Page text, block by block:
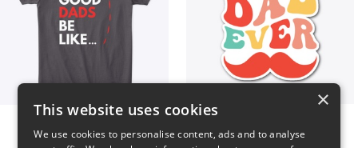
$35 $5
×
This website uses cookies
We use cookies to personalise content, ads and to analyse